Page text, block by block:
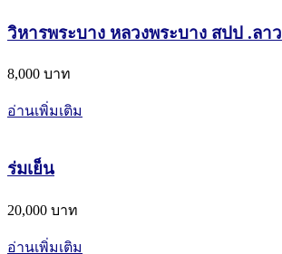
วิหารพระบาง หลวงพระบาง สปป .ลาว
8,000 บาท
อ่านเพิ่มเติม
ร่มเย็น
20,000 บาท
อ่านเพิ่มเติม